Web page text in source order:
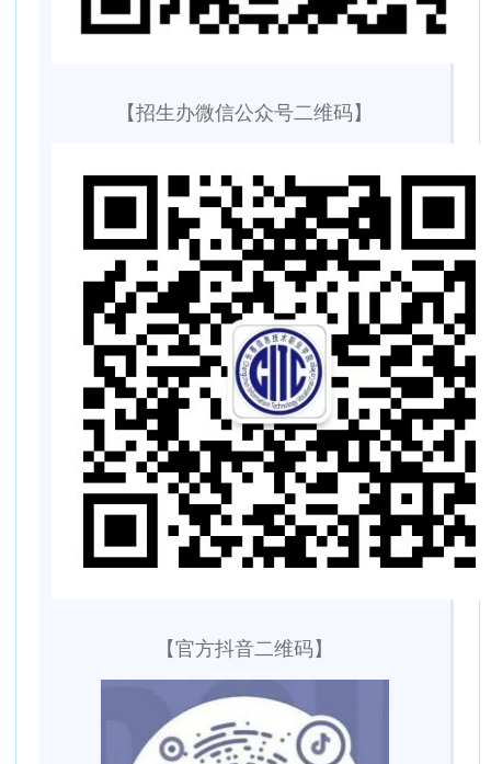
【招生办微信公众号二维码】
【官方抖音二维码】